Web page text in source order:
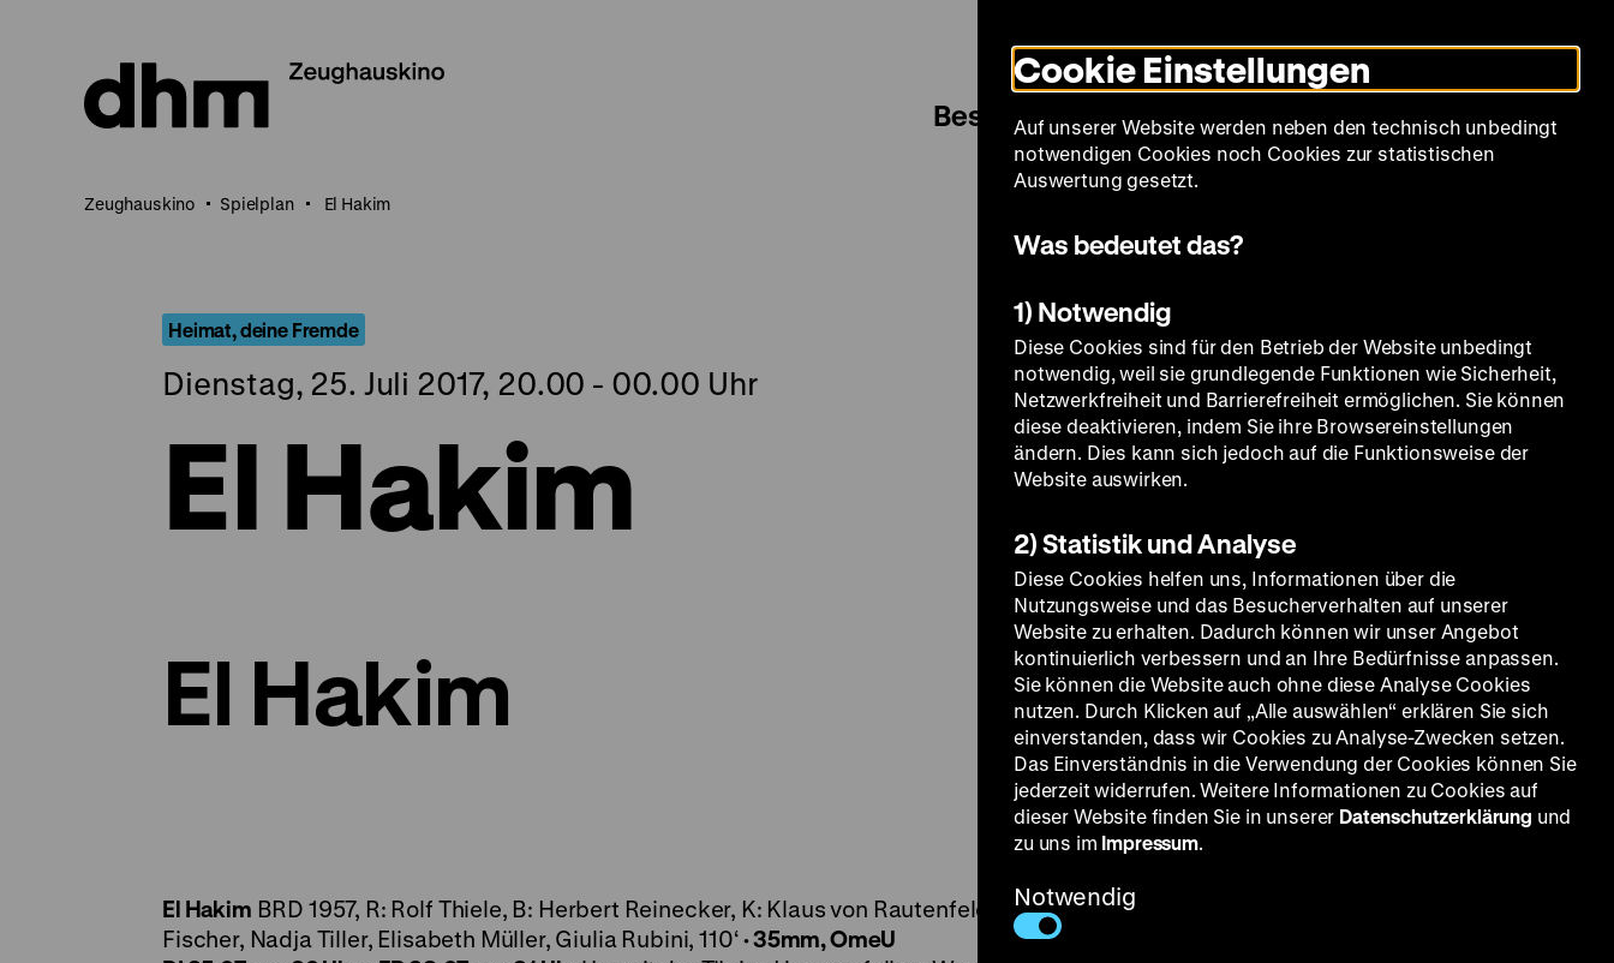
Seiteninhalt
springen
Modus
umschalten
Sprache
Besuch Spielplan Filmreihen Über uns
Zeughauskino Spielplan El Hakim
Heimat, deine Fremde
Dienstag, 25. Juli 2017, 20.00 - 00.00 Uhr
El Hakim
El Hakim
El Hakim BRD 1957, R: Rolf Thiele, B: Herbert Reinecker, K: Klaus von Rautenfeld, D: O. W.
Fischer, Nadja Tiller, Elisabeth Müller, Giulia Rubini, 110‘· 35mm, OmeU
Cookie Einstellungen
Auf unserer Website werden neben den technisch unbedingt
notwendigen Cookies noch Cookies zur statistischen
Auswertung gesetzt.
Was bedeutet das?
1) Notwendig
Diese Cookies sind für den Betrieb der Website unbedingt
notwendig, weil sie grundlegende Funktionen wie Sicherheit,
Netzwerkfreiheit und Barrierefreiheit ermöglichen. Sie können
diese deaktivieren, indem Sie ihre Browsereinstellungen
ändern. Dies kann sich jedoch auf die Funktionsweise der
Website auswirken.
2) Statistik und Analyse
Diese Cookies helfen uns, Informationen über die
Nutzungsweise und das Besucherverhalten auf unserer
Website zu erhalten. Dadurch können wir unser Angebot
kontinuierlich verbessern und an Ihre Bedürfnisse anpassen.
Sie können die Website auch ohne diese Analyse Cookies
nutzen. Durch Klicken auf „Alle auswählen“ erklären Sie sich
einverstanden, dass wir Cookies zu Analyse-Zwecken setzen.
Das Einverständnis in die Verwendung der Cookies können Sie
jederzeit widerrufen. Weitere Informationen zu Cookies auf
dieser Website finden Sie in unserer Datenschutzerklärung und
zu uns im Impressum.
Notwendig